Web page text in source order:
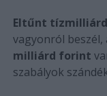
Eltűnt
vagyonról beszél,
milliárd forint
szabályok